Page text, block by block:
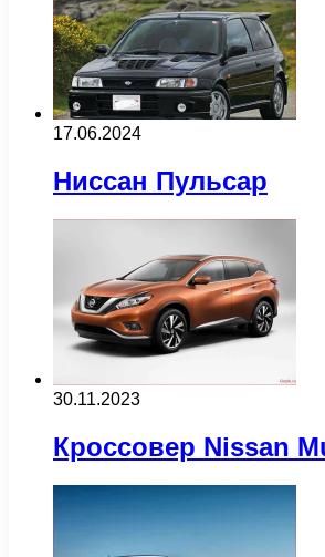
17.06.2024
Ниссан Пульсар
30.11.2023
Кроссовер Nissan